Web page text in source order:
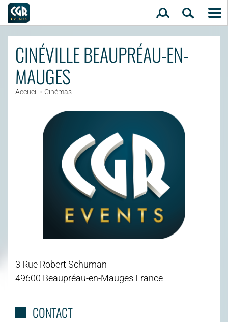
Aller au contenu principal
CINÉVILLE BEAUPRÉAU-EN-
MAUGES
Accueil > Cinémas
3 Rue Robert Schuman
49600 Beaupréau-en-Mauges France
CONTACT